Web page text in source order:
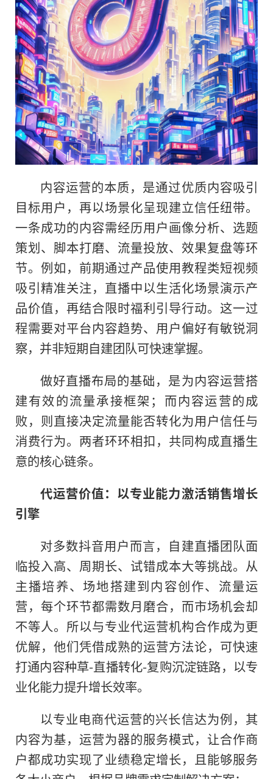
内容运营的本质，是通过优质内容吸引
目标用户，再以场景化呈现建立信任纽带。
一条成功的内容需经历用户画像分析、选题
策划、脚本打磨、流量投放、效果复盘等环
节。例如，前期通过产品使用教程类短视频
吸引精准关注，直播中以生活化场景演示产
品价值，再结合限时福利引导行动。这一过
程需要对平台内容趋势、用户偏好有敏锐洞
察，并非短期自建团队可快速掌握。
做好直播布局的基础，是为内容运营搭
建有效的流量承接框架；而内容运营的成
败，则直接决定流量能否转化为用户信任与
消费行为。两者环环相扣，共同构成直播生
意的核心链条。
代运营价值：以专业能力激活销售增长
引擎
对多数抖音用户而言，自建直播团队面
临投入高、周期长、试错成本大等挑战。从
主播培养、场地搭建到内容创作、流量运
营，每个环节都需数月磨合，而市场机会却
不等人。所以与专业代运营机构合作成为更
优解，他们凭借成熟的运营方法论，可快速
打通内容种草-直播转化-复购沉淀链路，以专
业化能力提升增长效率。
以专业电商代运营的兴长信达为例，其
内容为基，运营为器的服务模式，让合作商
户都成功实现了业绩稳定增长，且能够服务